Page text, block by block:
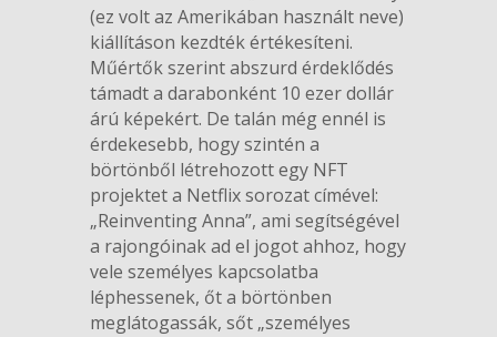
(ez volt az Amerikában használt neve)
kiállításon kezdték értékesíteni.
Műértők szerint abszurd érdeklődés
támadt a darabonként 10 ezer dollár
árú képekért. De talán még ennél is
érdekesebb, hogy szintén a
börtönből létrehozott egy NFT
projektet a Netflix sorozat címével:
„Reinventing Anna”, ami segítségével
a rajongóinak ad el jogot ahhoz, hogy
vele személyes kapcsolatba
léphessenek, őt a börtönben
meglátogassák, sőt „személyes